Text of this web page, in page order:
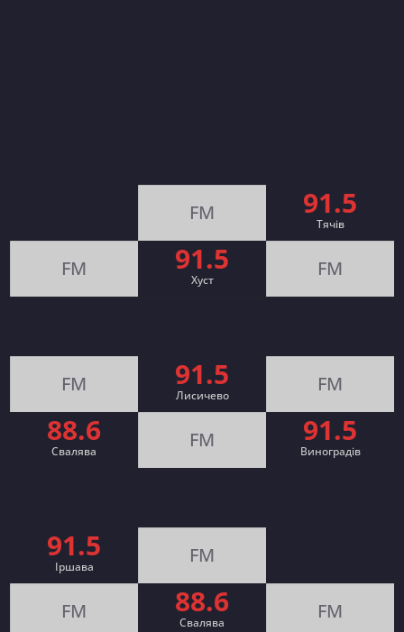
FM 91.5
Тячів
FM 91.5
Хуст FM
FM 91.5
Лисичево FM
88.6
Свалява FM 91.5
Виноградів
91.5
Іршава FM
FM 88.6
Cвалява FM